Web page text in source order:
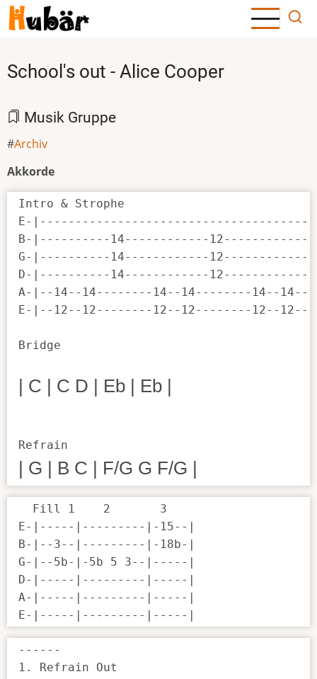
Direkt
zum
School's out - Alice Cooper
Musik Gruppe
Archiv
Akkorde
Intro & Strophe
E-
B-|----------14------------
G-|----------14------------12------------
D-|----------14------------12------------
A-|--14--14--------14--14--------14--
E-|--12--12--------12--12--------12--
Bridge
| C | C D | Eb | Eb |
| G | B C | F/G G F/G |
  Fill 1    2       3
E-|-----|---------|-15--|
B-|--3--|---------|-18b-|
G-|--5b-|-5b 5 3--|-----|
D-|-----|---------|-----|
A-|-----|---------|-----|
E-|-----|---------|-----|
------
1. Refrain Out